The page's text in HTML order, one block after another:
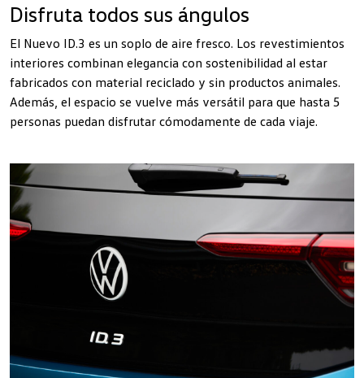
Disfruta todos sus ángulos
El Nuevo ID.3 es un soplo de aire fresco. Los revestimientos
interiores combinan elegancia con sostenibilidad al estar
fabricados con material reciclado y sin productos animales.
Además, el espacio se vuelve más versátil para que hasta 5
personas puedan disfrutar cómodamente de cada viaje.